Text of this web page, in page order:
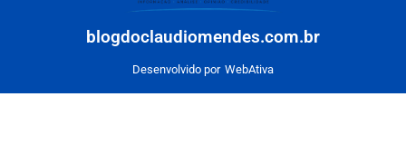
blogdoclaudiomendes.com.br
Desenvolvido por WebAtiva